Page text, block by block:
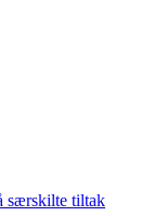
særskilte tiltak